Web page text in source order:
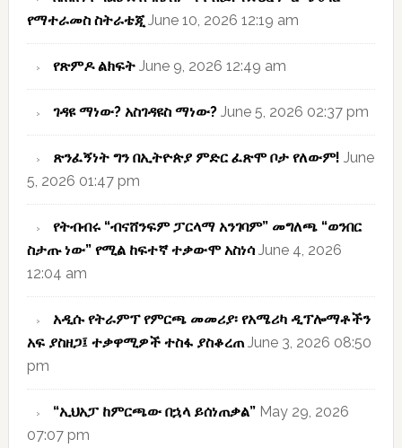
የማተራመስ ስትራቴጂ June 10, 2026 12:19 am
የጽምዶ ልክፍት June 9, 2026 12:49 am
ገዳዩ ማነው? አስገዳዩስ ማነው? June 5, 2026 02:37 pm
ጽንፈኝነት ግን በኢትዮጵያ ምድር ፈጽሞ ቦታ የለውም! June
5, 2026 01:47 pm
የትብብሩ “ብናሸንፍም ፓርላማ አንገባም” መግለጫ “ወንበር
ስታጡ ነው” የሚል ከፍተኛ ተቃውሞ አስነሳ June 4, 2026
12:04 am
አዲሱ የትራምፕ የምርጫ መመሪያ፡ የአሜሪካ ዲፕሎማቶችን
አፍ ያስዘጋ፤ ተቃዋሚዎች ተስፋ ያስቆረጠ June 3, 2026 08:50
pm
“ኢህአፓ ከምርጫው በኋላ ይሰነጠቃል” May 29, 2026
07:07 pm